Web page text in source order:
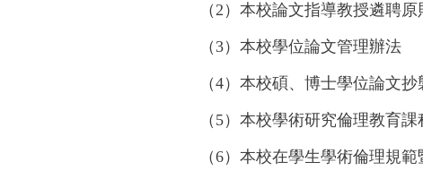
（2） 本校論文指導教授遴聘原
（3） 本校學位論文管理辦法
（4） 本校碩、博士學位論文抄
（5） 本校學術研究倫理教育課
（6） 本校在學生學術倫理規